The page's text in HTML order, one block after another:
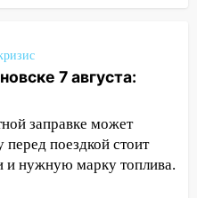
покажут
небом
прибор для
вернуть деньги
7 августа:
заправке может
поездкой стоит
и нужную марку топлива.